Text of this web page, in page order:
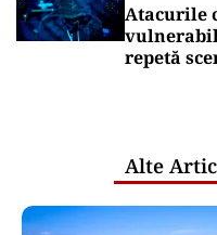
Atacurile
repetă
Alte